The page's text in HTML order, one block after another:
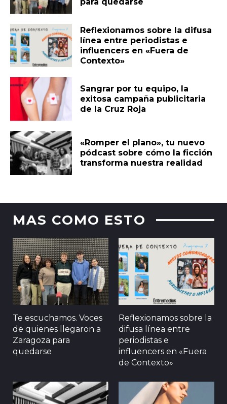
Reflexionamos sobre la difusa
línea entre periodistas e
influencers en «Fuera de
Contexto»
Sangrar por tu equipo, la
exitosa campaña publicitaria
de la Cruz Roja
«Romper el plano», tu nuevo
pódcast sobre cómo la ficción
transforma nuestra realidad
MAS COMO ESTO
Te escuchamos. Voces
de quienes llegaron a
Zaragoza para
quedarse
Reflexionamos sobre la
difusa línea entre
periodistas e
influencers en «Fuera
de Contexto»